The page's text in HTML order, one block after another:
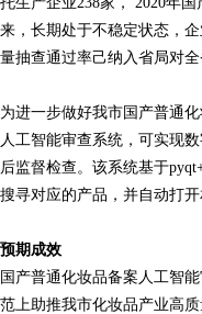
来，长期处于不稳定状态，
量抽查通过率己纳入省局对
为进一步做好我市国产普通
人工智能审查系统，可实现
后监督检查。该系统基于
搜寻对应的产品，并自动打
预期成效
国产普通化妆品备案人工智
范上助推我市化妆品产业高